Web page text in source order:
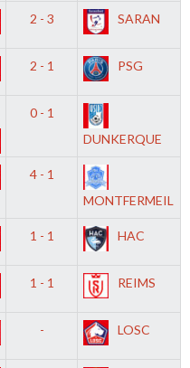
2 - 3 SARAN
2 - 1 PSG
0 - 1
DUNKERQUE
4 - 1
MONTFERMEIL
1 - 1 HAC
1 - 1 REIMS
- LOSC